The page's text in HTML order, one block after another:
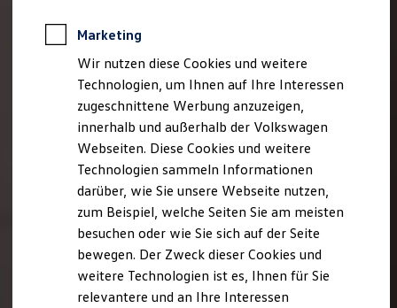
Elektromobilität
Elektroautos
Elektrofahrzeugkonzepte
ID. EVERY1
Reichweite
Reichweite der ID. Modelle
Reichweite im Winter
Rekuperation
Laden
Laden unterwegs
Laden Zuhause
Ladestationen finden
Ladezeitensimulator
Sicherheit
Garantie und Lebensdauer
Nachhaltigkeit
Marketing
Wir nutzen diese Cookies und weitere
Technologien, um Ihnen auf Ihre Interessen
zugeschnittene Werbung anzuzeigen,
innerhalb und außerhalb der Volkswagen
Webseiten. Diese Cookies und weitere
Technologien sammeln Informationen
darüber, wie Sie unsere Webseite nutzen,
zum Beispiel, welche Seiten Sie am meisten
besuchen oder wie Sie sich auf der Seite
bewegen. Der Zweck dieser Cookies und
weitere Technologien ist es, Ihnen für Sie
relevantere und an Ihre Interessen